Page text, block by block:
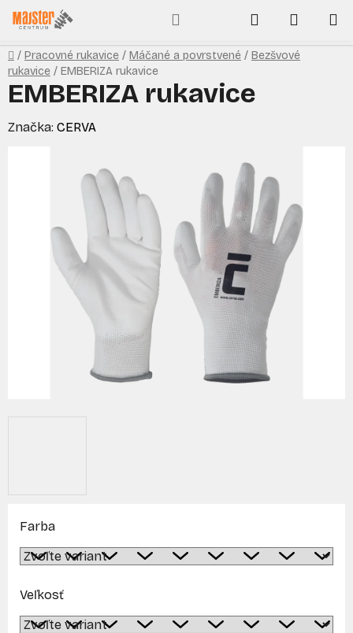
Prejsť
na
obsah
Hľadať
KOŠÍK
Domov
/ Pracovné rukavice / Máčané a povrstvené / Bezšvové
rukavice / EMBERIZA rukavice
Farba
Veľkosť
EMBERIZA rukavice
Značka: CERVA